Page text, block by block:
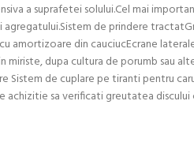
a suprafetei solului.Cel mai
de prindere
amortizoare din cauciucEcrane
dupa cultura de porumb sau
de cuplare pe tiranti pentru
sa verificati greutatea